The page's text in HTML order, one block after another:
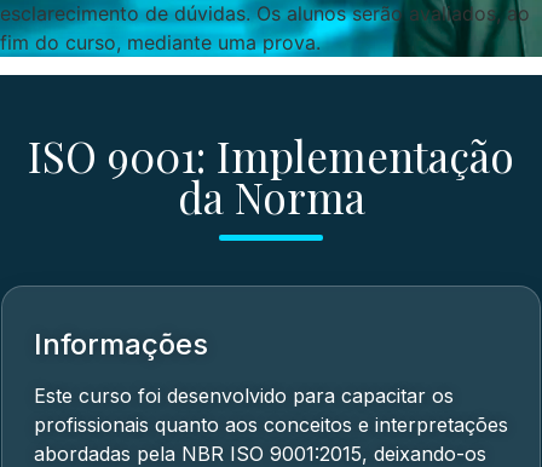
esclarecimento de dúvidas. Os alunos serão avaliados, ao
fim do curso, mediante uma prova.
ISO 9001: Implementação
da Norma
Informações
Este curso foi desenvolvido para capacitar os
profissionais quanto aos conceitos e interpretações
abordadas pela NBR ISO 9001:2015, deixando-os